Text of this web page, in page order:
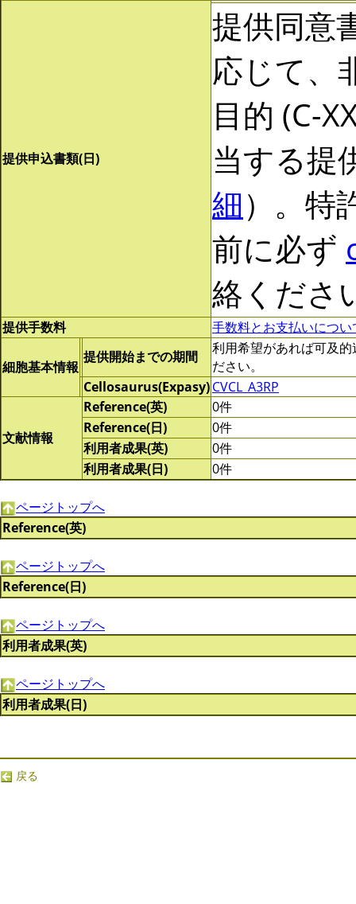
提供申込書類(日)
提供同意
応じて、
目的 (C-
当する提
細）。特
前に必ず
絡くださ
提供手数料 手数料とお支払いにつ
細胞基本情報
提供開始までの期間
利用希望があれば可及
ださい。
Cellosaurus(Expasy)CVCL_A3RP
文献情報
Reference(英)
0件
Reference(日)
0件
利用者成果(英)
0件
利用者成果(日)
0件
ページトップへ
Reference(英)
ページトップへ
Reference(日)
ページトップへ
利用者成果(英)
ページトップへ
利用者成果(日)
戻る